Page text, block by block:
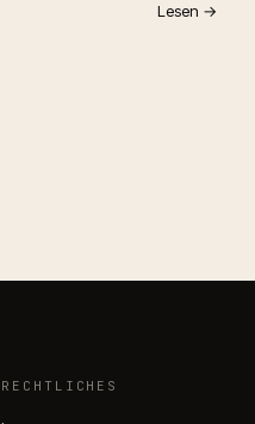
Lesen →
RECHTLICHES